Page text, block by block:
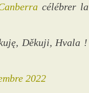
célébrer la
Děkuji, Hvala !
2022